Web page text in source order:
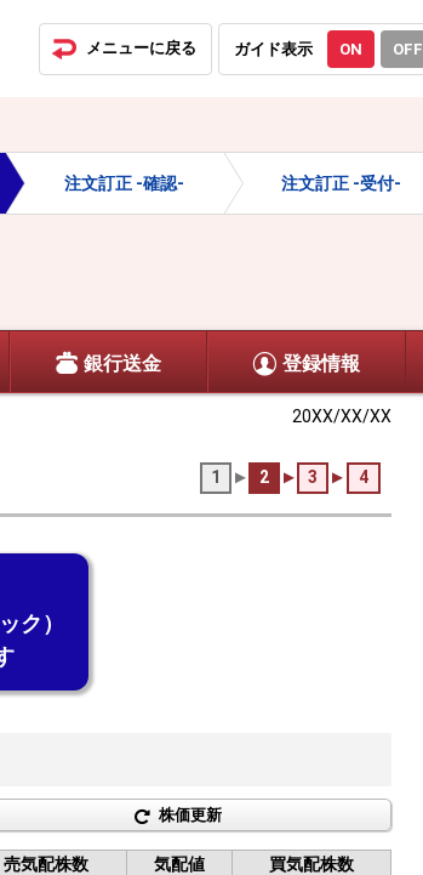
メニューに戻る ガイド表示 ON OFF
注文訂正 -確認- 注文訂正 -受付-
銀行送金 登録情報
20XX/XX/XX
1 2 3 4
ク）
株価更新
売気配株数 気配値
買気配株数